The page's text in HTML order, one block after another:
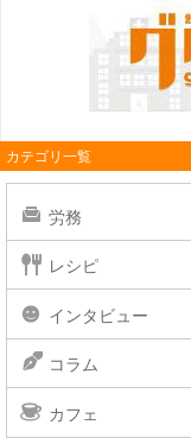
カテゴリ一覧
労務
レシピ
インタビュー
コラム
カフェ